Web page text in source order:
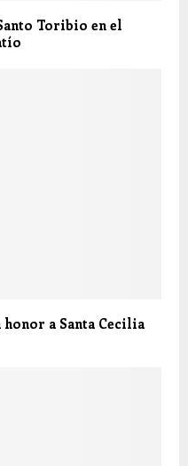
Toribio en el
a Santa Cecilia